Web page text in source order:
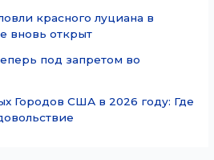
красного луциана в
вновь открыт
под запретом во
Городов США в 2026 году: Где